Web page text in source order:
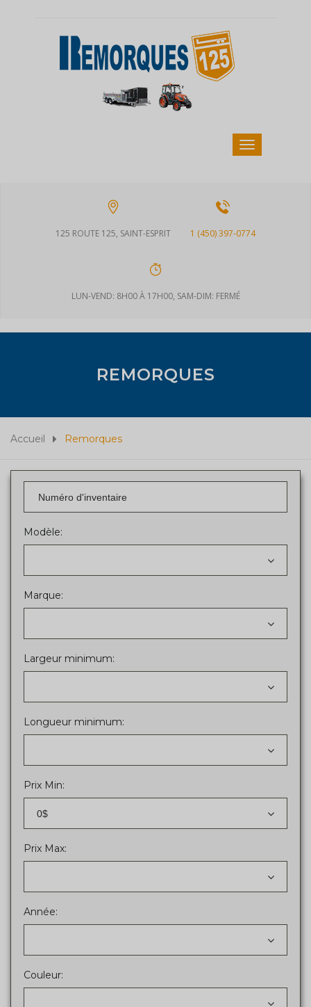
125 ROUTE 125, SAINT-ESPRIT 1 (450) 397-0774
LUN-VEND: 8H00 À 17H00, SAM-DIM: FERMÉ
REMORQUES
Accueil Remorques
Modèle:
Marque:
Largeur minimum:
Longueur minimum:
Prix Min:
0$
Prix Max:
Année:
Couleur: